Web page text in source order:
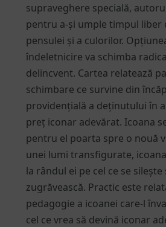
supraveghere specială,
pentru a-și umple timpul liber
pensulei și a culorilor.
îndeletnicire va schimba
delincvent. Cartea relatează
schimbare ce survine din
providențială a deținutului în
preț iconar adevărat. Icoana
pentru el poarta spre o nouă
unei lumi transfigurate,
la rândul ei pe cel ce se silește
zugrăvească. Practic este
pedagogie a icoanei care-l
cel ce vrea să devină iconar